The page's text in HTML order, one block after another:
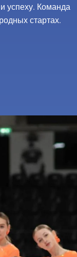
успеху. Команда
стартах.